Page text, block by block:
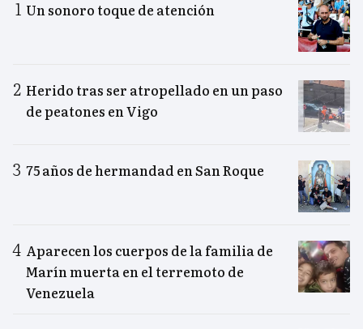
Un sonoro toque de atención
Herido tras ser atropellado en un paso
de peatones en Vigo
75 años de hermandad en San Roque
Aparecen los cuerpos de la familia de
Marín muerta en el terremoto de
Venezuela